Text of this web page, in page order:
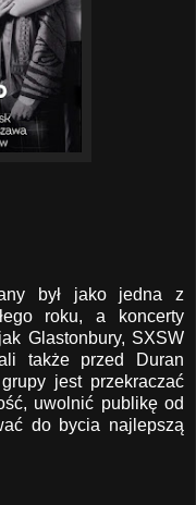
był jako jedna z
roku, a koncerty
Glastonbury, SXSW
także przed Duran
jest przekraczać
uwolnić publikę od
do bycia najlepszą